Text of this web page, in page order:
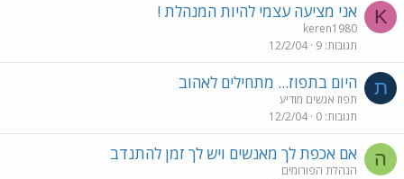
K אני מציעה עצמי להיות המנהלת !
keren1980
תגובות 9
12/2/04
ת היום בתפוז... מתחילים לאהוב
תפוז אנשים מודיע
תגובות 0
12/2/04
ה אם אכפת לך מאנשים ויש לך זמן להתנדב
הנהלת הפורומים